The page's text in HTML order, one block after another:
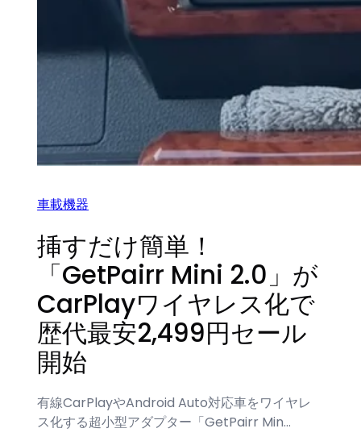
車載機器
挿すだけ簡単！
「GetPairr Mini 2.0」が
CarPlayワイヤレス化で
歴代最安2,499円セール
開始
有線CarPlayやAndroid Auto対応車をワイヤレ
ス化する超小型アダプター「GetPairr Min…